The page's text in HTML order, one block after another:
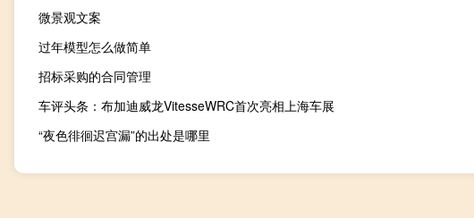
微景观文案
过年模型怎么做简单
招标采购的合同管理
车评头条：布加迪威龙VitesseWRC首次亮相上海车展
“夜色徘徊迟宫漏”的出处是哪里